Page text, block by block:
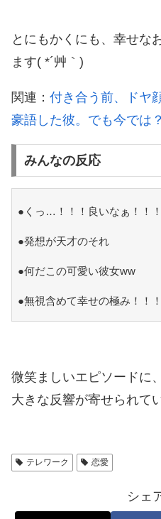
とにもかくにも、幸せな
ます( *´艸｀)
関連： 付き合う前、ドヤ
豪語した彼。でも今では？
みんなの反応
●くっ…！！！良いなぁ！！！
●発想が天才のそれ
●何だこの可愛い彼女ww
●無視含めて幸せの極み！！！
微笑ましいエピソードに
大きな反響が寄せられて
テレワーク 恋愛
シェ